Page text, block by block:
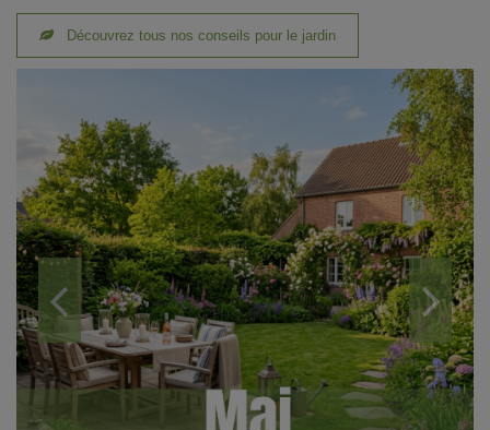
Découvrez tous nos conseils pour le jardin